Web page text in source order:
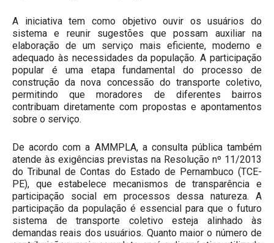
A iniciativa tem como objetivo ouvir os usuários do
sistema e reunir sugestões que possam auxiliar na
elaboração de um serviço mais eficiente, moderno e
adequado às necessidades da população. A participação
popular é uma etapa fundamental do processo de
construção da nova concessão do transporte coletivo,
permitindo que moradores de diferentes bairros
contribuam diretamente com propostas e apontamentos
sobre o serviço.
De acordo com a AMMPLA, a consulta pública também
atende às exigências previstas na Resolução nº 11/2013
do Tribunal de Contas do Estado de Pernambuco (TCE-
PE), que estabelece mecanismos de transparência e
participação social em processos dessa natureza. A
participação da população é essencial para que o futuro
sistema de transporte coletivo esteja alinhado às
demandas reais dos usuários. Quanto maior o número de